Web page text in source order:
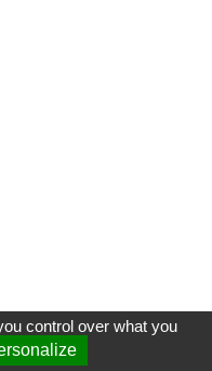
-CONTACT
control over what you